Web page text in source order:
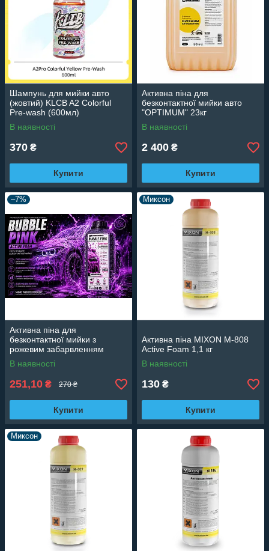
Шампунь для мийки авто
(жовтий) KLCB A2 Colorful
Pre-wash (600мл)
В наявності
370 ₴
Купити
Активна піна для
безконтактної мийки авто
"OPTIMUM" 23кг
В наявності
2 400 ₴
Купити
–7%
Активна піна для
безконтактної мийки з
рожевим забарвленням
"BUBBLE P1NK" Active Foam
1.1кг
В наявності
251,10 ₴ 270 ₴
Купити
Миксон
Активна піна MIXON M-808
Active Foam 1,1 кг
В наявності
130 ₴
Купити
Миксон